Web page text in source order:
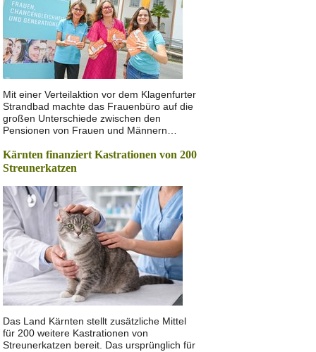
Mit einer Verteilaktion vor dem Klagenfurter
Strandbad machte das Frauenbüro auf die
großen Unterschiede zwischen den
Pensionen von Frauen und Männern…
Kärnten finanziert Kastrationen von 200
Streunerkatzen
Das Land Kärnten stellt zusätzliche Mittel
für 200 weitere Kastrationen von
Streunerkatzen bereit. Das ursprünglich für